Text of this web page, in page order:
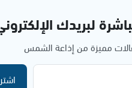
لبريدك
مميزة من إذاعة الشمس